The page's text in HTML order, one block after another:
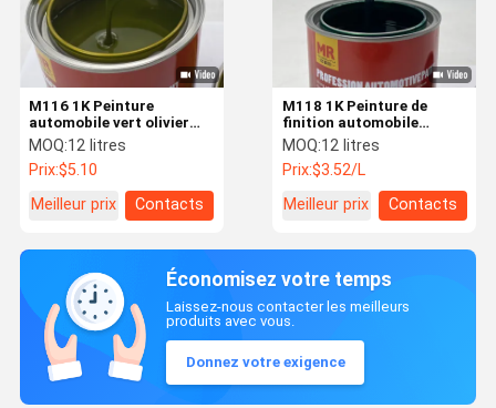
M116 1K Peinture
automobile vert olivier
Peinture métallique
moutarde Peinture
automobile résistante
aux intempéries
MOQ:12 litres
Prix:$5.10
Meilleur prix
Contacts
M118 1K Peinture de
finition automobile
bleutée verte Peinture de
restauration de résine
acrylique Peinture
MOQ:12 litres
Prix:$3.52/L
Meilleur prix
Contacts
Économisez votre temps
Laissez-nous contacter les meilleurs
produits avec vous.
Donnez votre exigence